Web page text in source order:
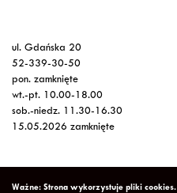
ul. Gdańska 20
52-339-30-50
pon. zamknięte
wt.-pt. 10.00-18.00
sob.-niedz. 11.30-16.30
15.05.2026 zamknięte
Wstęp na wystawy
Ważne: Strona wykorzystuje pliki cookies.